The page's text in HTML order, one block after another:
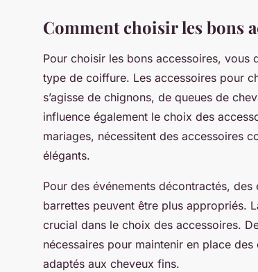
Comment choisir les bons
Pour choisir les bons accessoires,
type de coiffure. Les accessoires pour
s’agisse de chignons, de queues de
influence également le choix des
mariages, nécessitent des accessoires
élégants.
Pour des événements décontractés,
barrettes peuvent être plus appropriés.
crucial dans le choix des accessoires.
nécessaires pour maintenir en place
adaptés aux cheveux fins.